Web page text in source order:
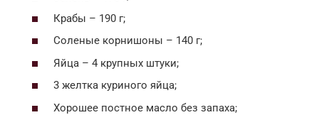
Крабы – 190 г;
Соленые корнишоны – 140 г;
Яйца – 4 крупных штуки;
3 желтка куриного яйца;
Хорошее постное масло без запаха;